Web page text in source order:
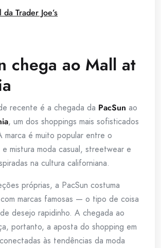
Trader Joe’s
chega ao Mall at
recente é a chegada da PacSun ao
, um dos shoppings mais sofisticados
marca é muito popular entre o
mistura moda casual, streetwear e
na cultura californiana.
próprias, a PacSun costuma
marcas famosas — o tipo de coisa
desejo rapidinho. A chegada ao
portanto, a aposta do shopping em
às tendências da moda